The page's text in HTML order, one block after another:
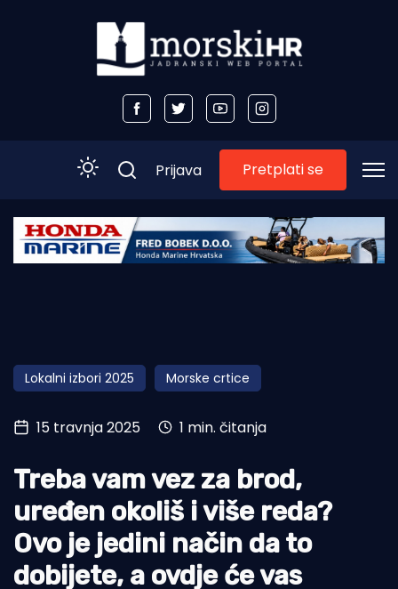
Početna
Obala
Otoci
Turizam i nautika
Pomorstvo
Ribolov
Ekologija
Tradicija i kultura
Prijava Pretplati se
Lokalni izbori 2025 Morske crtice
15 travnja 2025 1 min. čitanja
Treba vam vez za brod,
uređen okoliš i više reda?
Ovo je jedini način da to
dobijete, a ovdje će vas